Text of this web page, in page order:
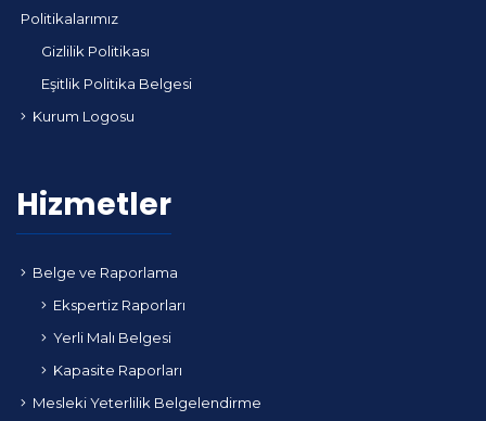
Politikalarımız
Gizlilik Politikası
Eşitlik Politika Belgesi
Kurum Logosu
Hizmetler
Belge ve Raporlama
Ekspertiz Raporları
Yerli Malı Belgesi
Kapasite Raporları
Mesleki Yeterlilik Belgelendirme